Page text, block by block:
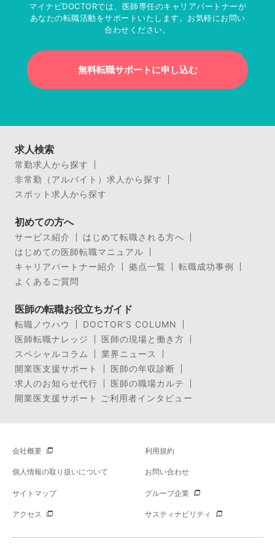
マイナビDOCTORでは、医師専任のキャリアパートナーが
あなたの転職活動をサポートいたします。お気軽にお問い
合わせください。
無料転職サポートに申し込む
求人検索
常勤求人から探す
非常勤（アルバイト）求人から探す
スポット求人から探す
初めての方へ
サービス紹介
はじめて転職される方へ
はじめての医師転職マニュアル
キャリアパートナー紹介
拠点一覧
転職成功事例
よくあるご質問
医師の転職お役立ちガイド
転職ノウハウ
DOCTOR’S COLUMN
医師転職ナレッジ
医師の現場と働き方
スペシャルコラム
業界ニュース
開業医支援サポート
医師の年収診断
求人のお知らせ代行
医師の職場カルテ
開業医支援サポート ご利用者インタビュー
会社概要 利用規約
個人情報の取り扱いについて お問い合わせ
サイトマップ グループ企業
アクセス サスティナビリティ